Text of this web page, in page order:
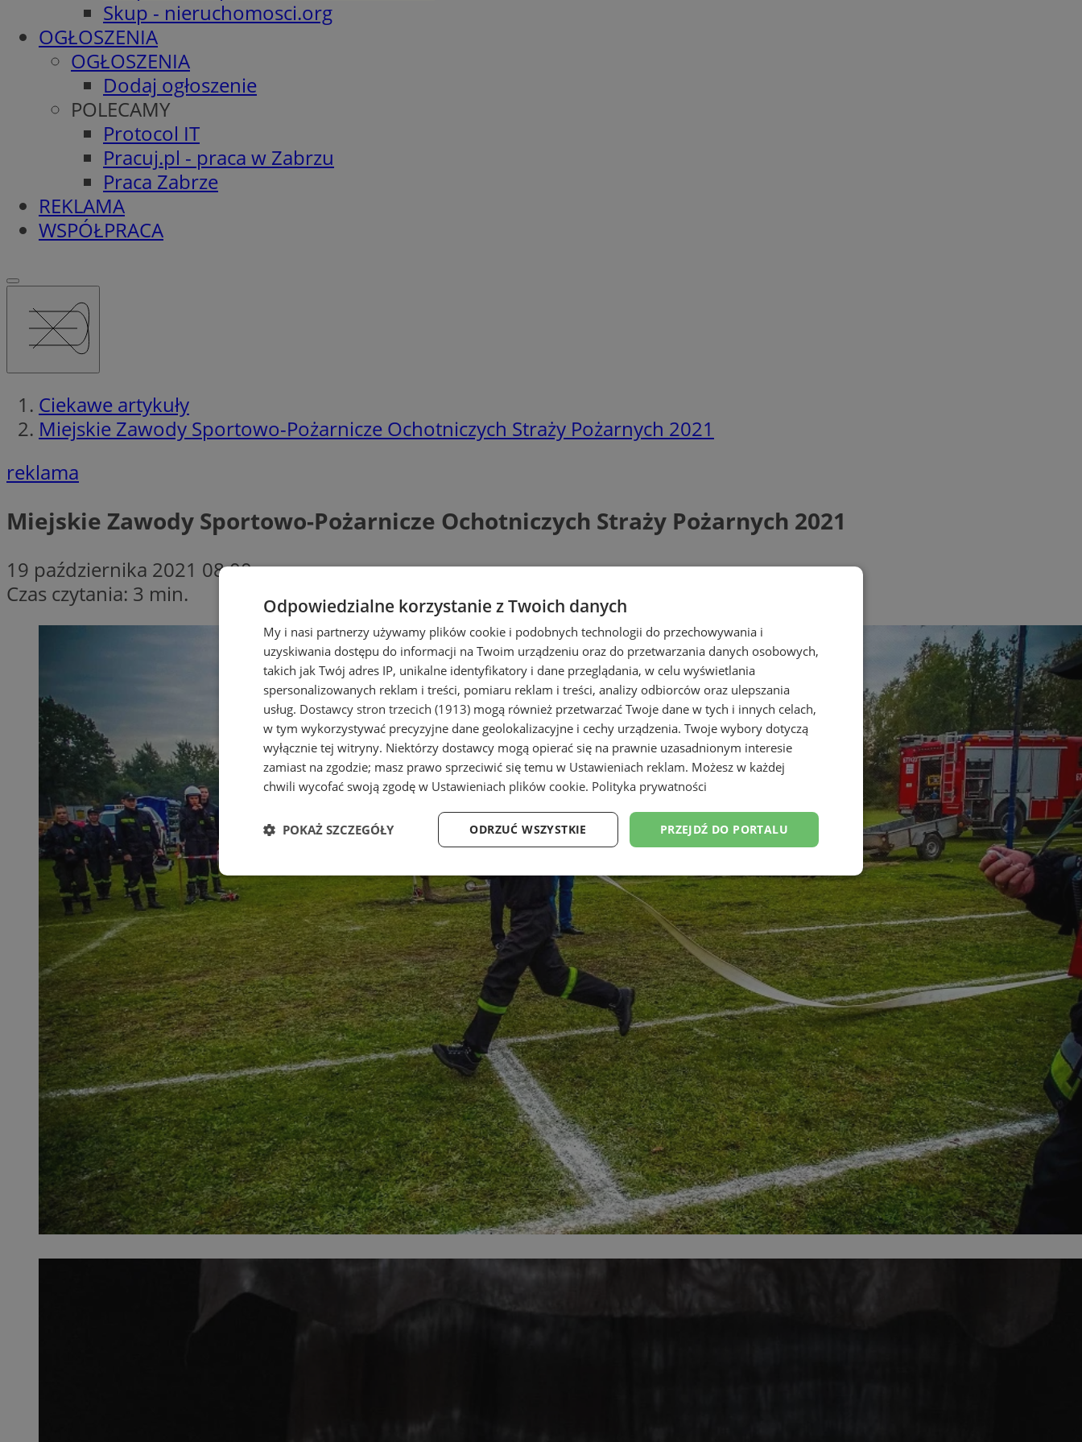
Skup - nieruchomosci.org
OGŁOSZENIA
OGŁOSZENIA
Dodaj ogłoszenie
POLECAMY
Protocol IT
Pracuj.pl - praca w Zabrzu
Praca Zabrze
REKLAMA
WSPÓŁPRACA
Ciekawe artykuły
Miejskie Zawody Sportowo-Pożarnicze Ochotniczych Straży Pożarnych 2021
reklama
Miejskie Zawody Sportowo-Pożarnicze Ochotniczych Straży Pożarnych 2021
19 października 2021 08:00
Czas czytania: 3 min.
Odpowiedzialne korzystanie z Twoich danych
My i nasi partnerzy używamy plików cookie i podobnych technologii do przechowywania i
uzyskiwania dostępu do informacji na Twoim urządzeniu oraz do przetwarzania danych osobowych,
takich jak Twój adres IP, unikalne identyfikatory i dane przeglądania, w celu wyświetlania
spersonalizowanych reklam i treści, pomiaru reklam i treści, analizy odbiorców oraz ulepszania
usług. Dostawcy stron trzecich (1913) mogą również przetwarzać Twoje dane w tych i innych celach,
w tym wykorzystywać precyzyjne dane geolokalizacyjne i cechy urządzenia. Twoje wybory dotyczą
wyłącznie tej witryny. Niektórzy dostawcy mogą opierać się na prawnie uzasadnionym interesie
zamiast na zgodzie; masz prawo sprzeciwić się temu w Ustawieniach reklam. Możesz w każdej
chwili wycofać swoją zgodę w Ustawieniach plików cookie. Polityka prywatności
PRZEJDŹ DO PORTALU
ODRZUĆ WSZYSTKIE
POKAŻ SZCZEGÓŁY
Niezbędne Wydajność Targetowanie Funkcjonalność Niesklasyfikowane
Niezbędne Wydajność Targetowanie Funkcjonalność Niesklasyfikowane
Niezbędne pliki cookie umożliwiają korzystanie z podstawowych funkcji strony internetowej, takich jak logowanie użytkownika i
zarządzanie kontem. Bez niezbędnych plików cookie nie można prawidłowo korzystać ze strony internetowej.
Nazwa
Provider
Domena
Okres
przechowywania
Opis
SessID zabrze.com.pl 1 rok
Ten plik cookie przechowuje identyfikator sesji.
QeSessID
zabrze.com.pl 1 rok
Ten plik cookie przechowuje identyfikator sesji.
MvSessID
zabrze.com.pl 1 rok
Ten plik cookie przechowuje identyfikator sesji.
__cf_bm
Cloudflare
Inc.
.x.com
29 minut 53
sekundy
Ten plik cookie służy do rozróżniania ludzi i botów. Jest
to korzystne dla strony internetowej, ponieważ
umożliwia tworzenie ważnych raportów na temat
korzystania z jej witryny internetowej.
__cf_bm
Cloudflare
Inc.
29 minut 55
sekund
Ten plik cookie służy do rozróżniania ludzi i botów. Jest
to korzystne dla strony internetowej, ponieważ
korzystania z jej witryny internetowej.